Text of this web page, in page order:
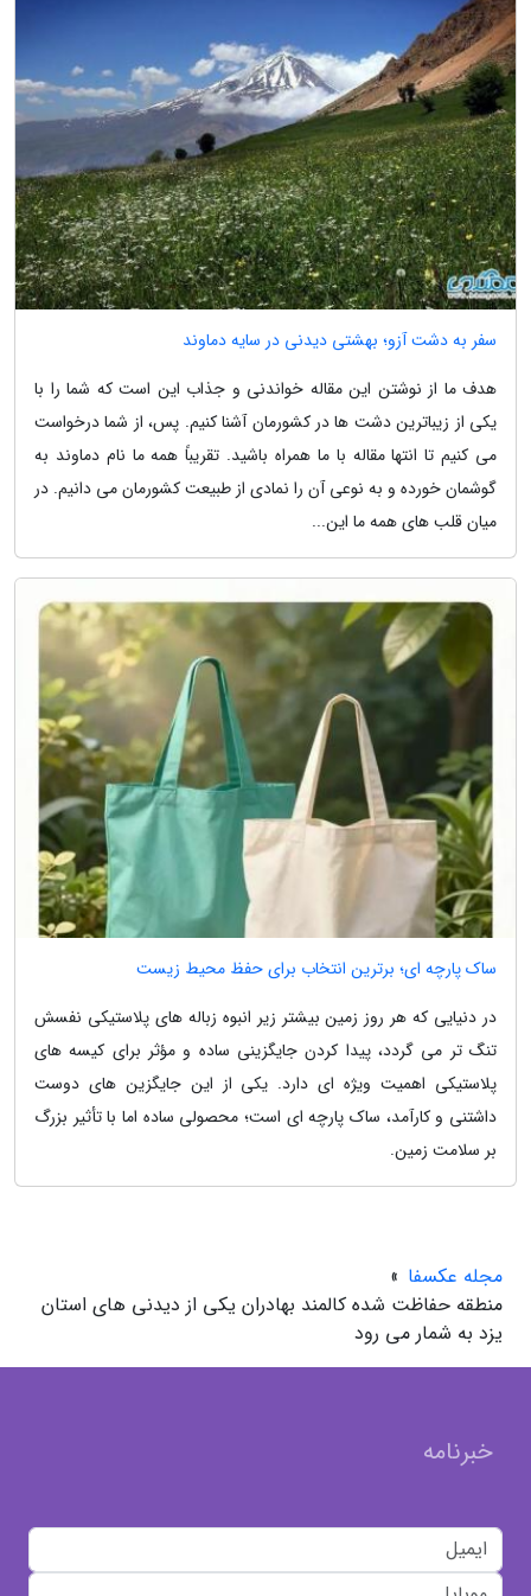
سفر به دشت آزو؛ بهشتی دیدنی در سایه دماوند
هدف ما از نوشتن این مقاله خواندنی و جذاب این است که شما را با
یکی از زیباترین دشت ها در کشورمان آشنا کنیم. پس، از شما درخواست
می کنیم تا انتها مقاله با ما همراه باشید. تقریباً همه ما نام دماوند به
گوشمان خورده و به نوعی آن را نمادی از طبیعت کشورمان می دانیم. در
میان قلب های همه ما این...
ساک پارچه ای؛ برترین انتخاب برای حفظ محیط زیست
در دنیایی که هر روز زمین بیشتر زیر انبوه زباله های پلاستیکی نفسش
تنگ تر می گردد، پیدا کردن جایگزینی ساده و مؤثر برای کیسه های
پلاستیکی اهمیت ویژه ای دارد. یکی از این جایگزین های دوست
داشتنی و کارآمد، ساک پارچه ای است؛ محصولی ساده اما با تأثیر بزرگ
بر سلامت زمین.
مجله عکسفا »
منطقه حفاظت شده کالمند بهادران یکی از دیدنی های استان
یزد به شمار می رود
خبرنامه